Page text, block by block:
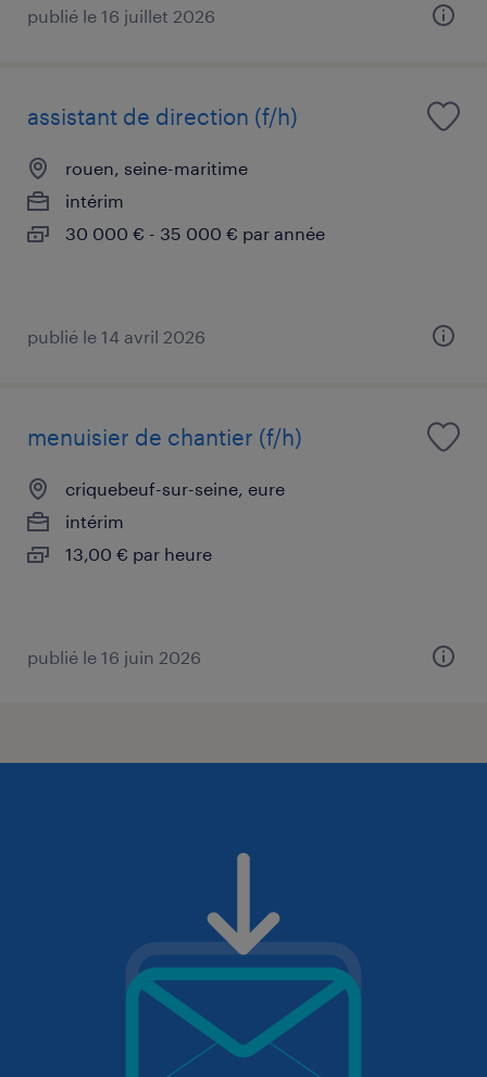
publié le 16 juillet 2026
assistant de direction (f/h)
rouen, seine-maritime
intérim
30 000 € - 35 000 € par année
publié le 14 avril 2026
menuisier de chantier (f/h)
criquebeuf-sur-seine, eure
intérim
13,00 € par heure
publié le 16 juin 2026